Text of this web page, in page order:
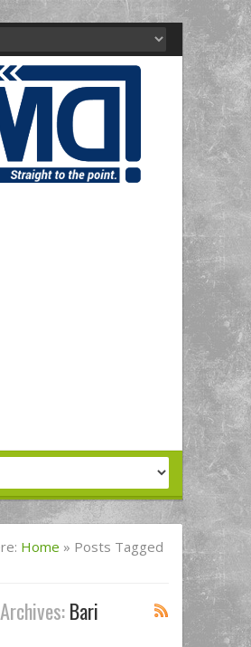
Home » Posts Tagged
Bari